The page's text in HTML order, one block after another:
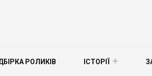
РОЛИКІВ ІСТОРІЇ